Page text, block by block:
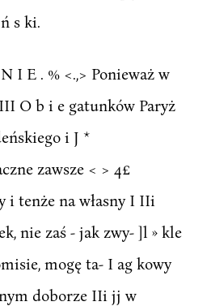
s ki.
I E . % <.,> Ponieważ w
O b i e gatunków Paryż
i J *
zawsze < > 4£
i tenże na własny I IIi
nie zaś - jak zwy- ]l » kle
mogę ta- I ag kowy
doborze IIi jj w